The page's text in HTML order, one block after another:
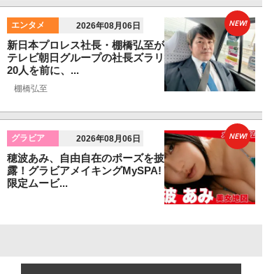
エンタメ 2026年08月06日
新日本プロレス社長・棚橋弘至が
テレビ朝日グループの社長ズラリ
20人を前に、...
棚橋弘至
NEW!
グラビア 2026年08月06日
穂波あみ、自由自在のポーズを披
露！グラビアメイキングMySPA!
限定ムービ...
NEW!